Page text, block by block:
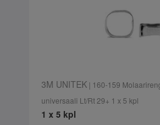
3M UNITEK| 160-159
universaali Lt/Rt 29+ 1 x 5 kpl
1 x 5 kpl